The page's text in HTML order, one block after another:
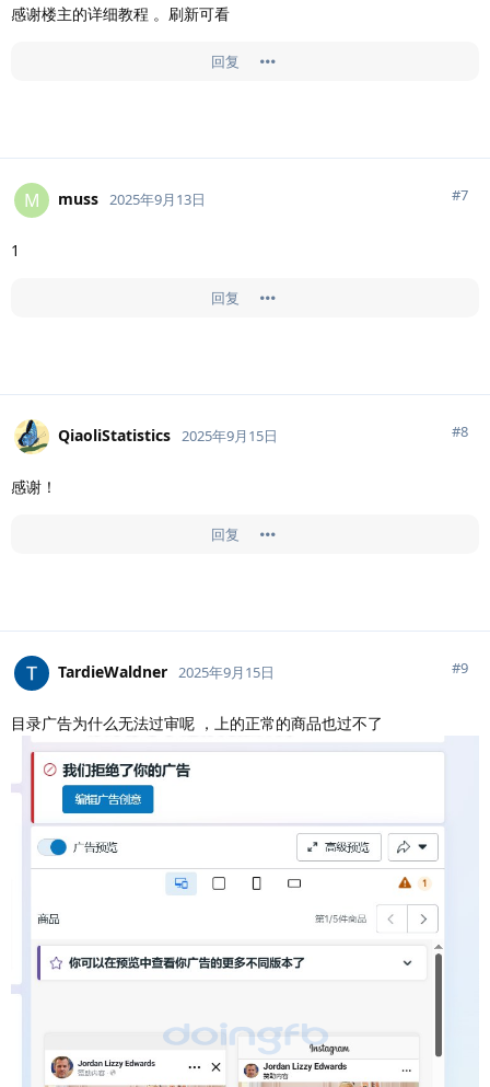
感谢楼主的详细教程 。刷新可看
回复
M muss 2025年9月13日 #7
1
回复
QiaoliStatistics 2025年9月15日 #8
感谢！
回复
TardieWaldner 2025年9月15日 #9
目录广告为什么无法过审呢 ，上的正常的商品也过不了